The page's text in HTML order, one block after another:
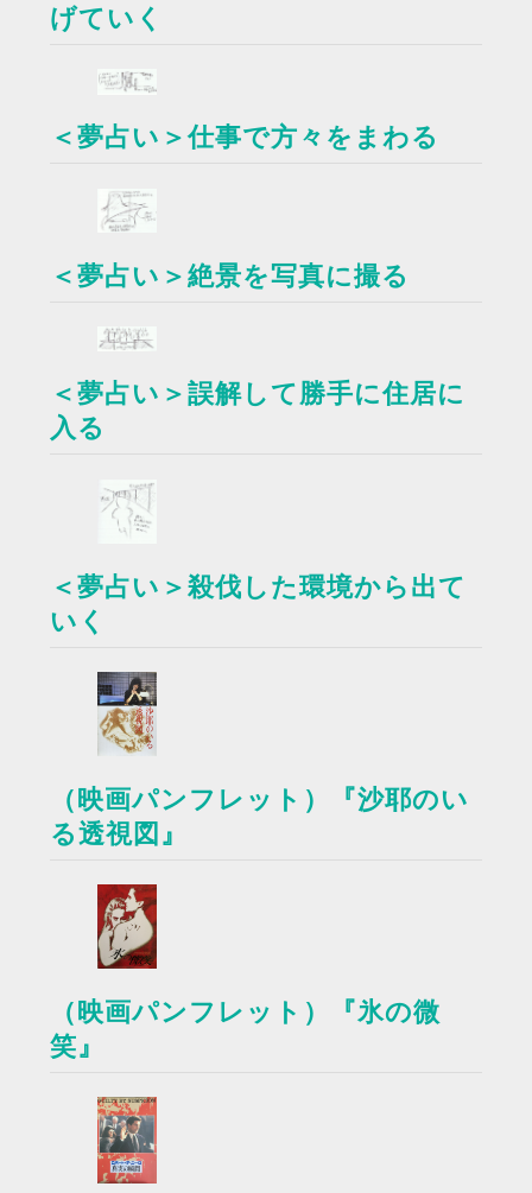
げていく
＜夢占い＞仕事で方々をまわる
＜夢占い＞絶景を写真に撮る
＜夢占い＞誤解して勝手に住居に
入る
＜夢占い＞殺伐した環境から出て
いく
（映画パンフレット）『沙耶のい
る透視図』
（映画パンフレット）『氷の微
笑』